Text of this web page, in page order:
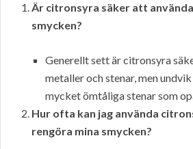
Är citronsyra säker att
smycken?
Generellt sett är citronsyra
metaller och stenar, men
mycket ömtåliga stenar som
Hur ofta kan jag använda
rengöra mina smycken?